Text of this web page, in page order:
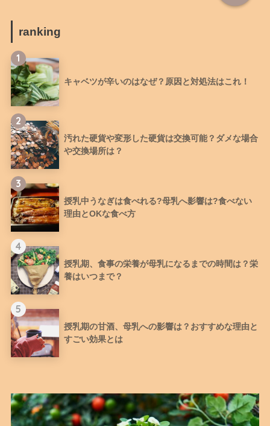
ranking
1
キャベツが辛いのはなぜ？原因と対処法はこれ！
2
汚れた硬貨や変形した硬貨は交換可能？ダメな場合
や交換場所は？
3
授乳中うなぎは食べれる?母乳へ影響は?食べない
理由とOKな食べ方
4
授乳期、食事の栄養が母乳になるまでの時間は？栄
養はいつまで？
5
授乳期の甘酒、母乳への影響は？おすすめな理由と
すごい効果とは